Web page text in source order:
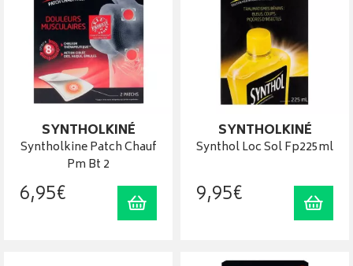
SYNTHOLKINÉ
Syntholkine Patch Chauf
Pm Bt 2
6,95€ Ajouter au panier
SYNTHOLKINÉ
Synthol Loc Sol Fp225ml
9,95€